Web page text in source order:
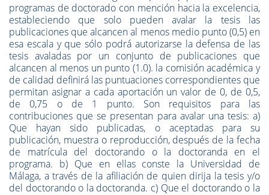
programas de doctorado con mención hacia la excelencia,
estableciendo que solo pueden avalar la tesis las
publicaciones que alcancen al menos medio punto (0,5) en
esa escala y que sólo podrá autorizarse la defensa de las
tesis avaladas por un conjunto de publicaciones que
alcancen al menos un punto (1.0). la comisión académica y
de calidad definirá las puntuaciones correspondientes que
permitan asignar a cada aportación un valor de 0, de 0,5,
de 0,75 o de 1 punto. Son requisitos para las
contribuciones que se presentan para avalar una tesis: a)
Que hayan sido publicadas, o aceptadas para su
publicación, muestra o reproducción, después de la fecha
de matrícula del doctorando o la doctoranda en el
programa. b) Que en ellas conste la Universidad de
Málaga, a través de la afiliación de quien dirija la tesis y/o
del doctorando o la doctoranda. c) Que el doctorando o la